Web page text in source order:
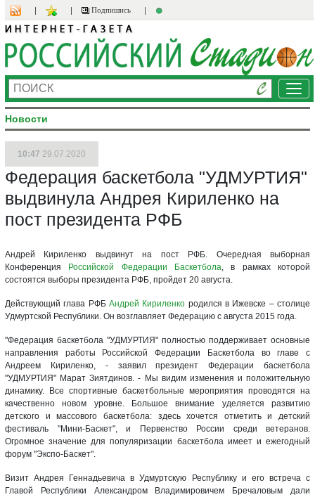
Подпишись
Новости
10:47 29.07.2020
Федерация баскетбола "УДМУРТИЯ"
выдвинула Андрея Кириленко на
пост президента РФБ
Андрей Кириленко выдвинут на пост РФБ. Очередная выборная
Конференция
Российской Федерации Баскетбола, в рамках которой
состоятся выборы президента РФБ, пройдет 20 августа.
Действующий глава РФБ Андрей Кириленко родился в Ижевске – столице
Удмуртской Республики. Он возглавляет Федерацию с августа 2015 года.
"Федерация баскетбола "УДМУРТИЯ" полностью поддерживает основные
направления работы Российской Федерации Баскетбола во главе с
Андреем Кириленко, - заявил президент Федерации баскетбола
"УДМУРТИЯ" Марат Зиятдинов. - Мы видим изменения и положительную
динамику. Все спортивные баскетбольные мероприятия проводятся на
качественно новом уровне. Большое внимание уделяется развитию
детского и массового баскетбола: здесь хочется отметить и детский
фестиваль "Мини-Баскет", и Первенство России среди ветеранов.
Огромное значение для популяризации баскетбола имеет и ежегодный
форум "Экспо-Баскет".
Визит Андрея Геннадьевича в Удмуртскую Республику и его встреча с
Главой Республики Александром Владимировичем Бречаловым дали